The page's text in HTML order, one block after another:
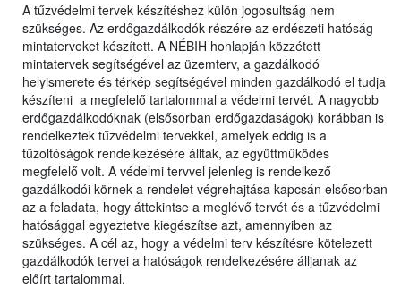
A tűzvédelmi tervek készítéshez külön jogosultság nem
szükséges. Az erdőgazdálkodók részére az erdészeti hatóság
mintaterveket készített. A NÉBIH honlapján közzétett
mintatervek segítségével az üzemterv, a gazdálkodó
helyismerete és térkép segítségével minden gazdálkodó el tudja
készíteni a megfelelő tartalommal a védelmi tervét. A nagyobb
erdőgazdálkodóknak (elsősorban erdőgazdaságok) korábban is
rendelkeztek tűzvédelmi tervekkel, amelyek eddig is a
tűzoltóságok rendelkezésére álltak, az együttműködés
megfelelő volt. A védelmi tervvel jelenleg is rendelkező
gazdálkodói körnek a rendelet végrehajtása kapcsán elsősorban
az a feladata, hogy áttekintse a meglévő tervét és a tűzvédelmi
hatósággal egyeztetve kiegészítse azt, amennyiben az
szükséges. A cél az, hogy a védelmi terv készítésre kötelezett
gazdálkodók tervei a hatóságok rendelkezésére álljanak az
előírt tartalommal.